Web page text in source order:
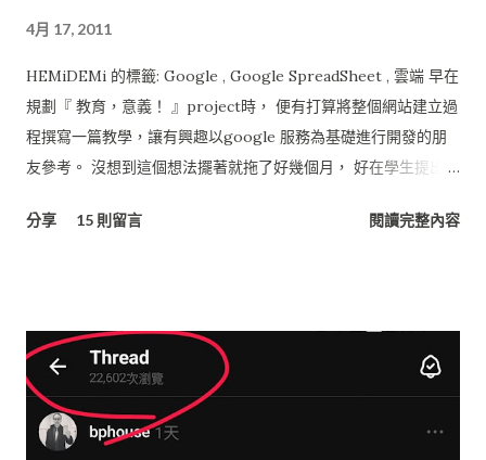
4月 17, 2011
HEMiDEMi 的標籤: Google , Google SpreadSheet , 雲端 早在
規劃『 教育，意義！ 』project時， 便有打算將整個網站建立過
程撰寫一篇教學，讓有興趣以google 服務為基礎進行開發的朋
友參考。 沒想到這個想法擺著就拖了好幾個月， 好在學生提出了
架構完全建立在Google提供的服務， 廣義來說也是個雲端的系
主機維運的問題， 只要專心做我的創意、嘗鮮就好了！！ 多
棒！ 若將『 教育，意義！ 』網站依功能層次來分類，可以分為
三層結構， 當中的層次與使用技術大致如下： UI 介面層 服務 :
Blogspot (網站介面) , Picasa (相簿空間), Google Apps 技術 :
分享 15 則留言 閱讀完整內容